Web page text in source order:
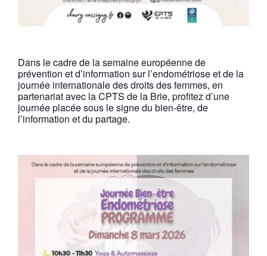
Dans le cadre de la semaine européenne de
prévention et d’information sur l’endométriose et de la
journée internationale des droits des femmes, en
partenariat avec la CPTS de la Brie, profitez d’une
journée placée sous le signe du bien-être, de
l’information et du partage.